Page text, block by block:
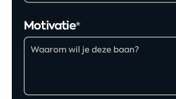
Motivatie*